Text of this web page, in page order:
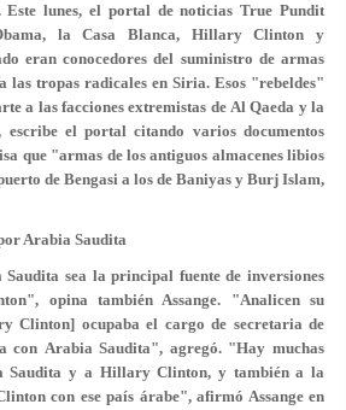
Este lunes, el portal de noticias True Pundit
la Casa Blanca, Hillary Clinton y
eran conocedoresdel suministro de armas
las tropas radicales en Siria. Esos "rebeldes"
a las facciones extremistas de Al Qaeda y la
escribe el portal citando varios documentos
que "armas de los antiguos almacenes libios
de Bengasi a los de Baniyas y Burj Islam,
Arabia Saudita
sea la principal fuente de inversiones
opina también Assange. "Analicen su
Clinton] ocupaba el cargo de secretaria de
con Arabia Saudita", agregó. "Hay muchas
Saudita y a Hillary Clinton, y también a la
con ese país árabe", afirmó Assange en